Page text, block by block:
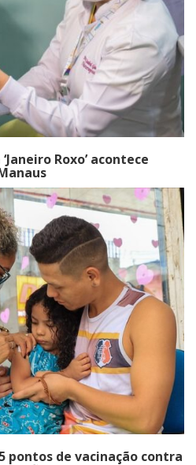
Roxo’ acontece
pontos de vacinação contra